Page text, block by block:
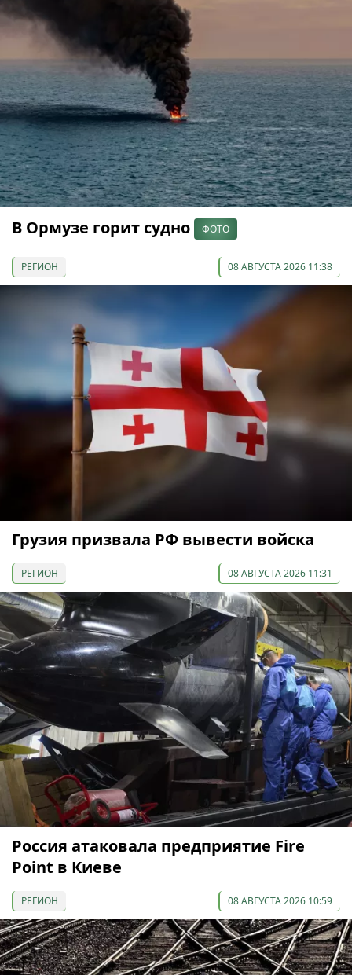
В Ормузе горит судно ФОТО
РЕГИОН 08 АВГУСТА 2026 11:38
Грузия призвала РФ вывести войска
РЕГИОН 08 АВГУСТА 2026 11:31
Россия атаковала предприятие Fire
Point в Киеве
РЕГИОН 08 АВГУСТА 2026 10:59